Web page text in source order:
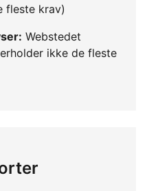
fleste krav)
Webstedet
ikke de fleste